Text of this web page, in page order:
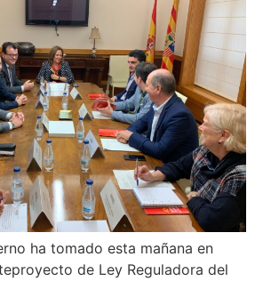
ha tomado esta mañana en
de Ley Reguladora del